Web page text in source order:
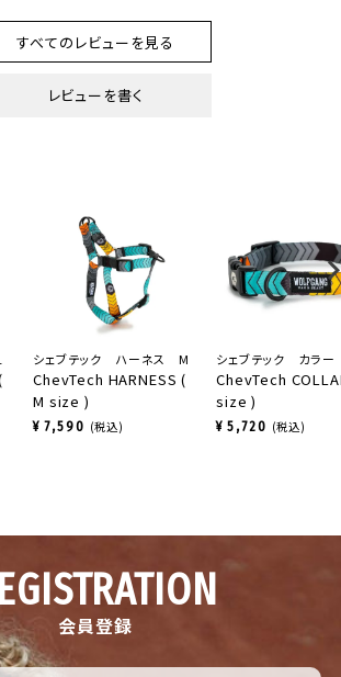
ます。他にないデザインで目を引きま
く馴染みもいいです。
09/06
すべてのレビューを見る
レビューを書く
シェブテック ハーネス M
ChevTech HARNESS (
M size )
¥ 7,590 税込
シェブテック カラ
ChevTech
size )
¥ 5,720 税込
会員登録